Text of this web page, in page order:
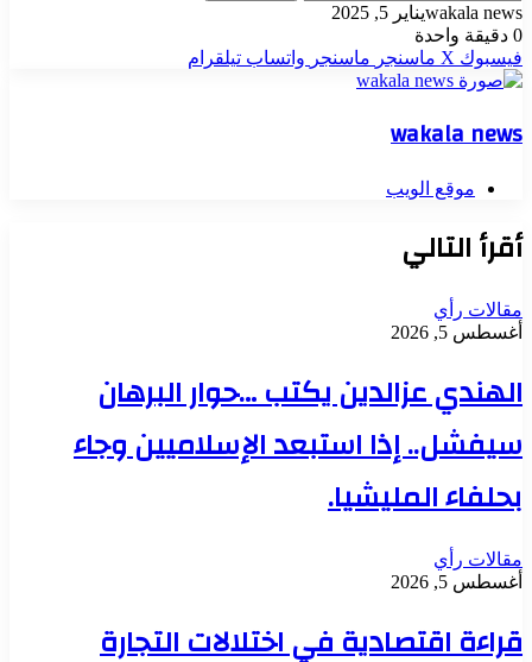
wakala newsيناير 5, 2025
0 دقيقة واحدة
فيسبوك ‫X ماسنجر ماسنجر واتساب تيلقرام
wakala news
موقع الويب
أقرأ التالي
مقالات رأي
أغسطس 5, 2026
الهندي عزالدين يكتب …حوار البرهان
سيفشل.. إذا استبعد الإسلاميين وجاء
بحلفاء المليشيا.
مقالات رأي
أغسطس 5, 2026
قراءة اقتصادية في اختلالات التجارة